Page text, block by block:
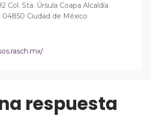
Col. Sta. Úrsula Coapa Alcaldía
04850 Ciudad de México
respuesta